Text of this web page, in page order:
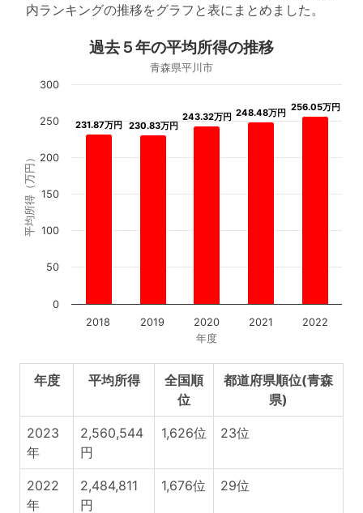
内ランキングの推移をグラフと表にまとめました。
年度
平均所得（万円）
過去５年の平均所得の推移
青森県平川市
231.87万円
231.87万円 230.83万円
230.83万円
243.32万円
243.32万円 248.48万円
248.48万円 256.05万円
256.05万円
2018 2019 2020 2021 2022
0
50
100
150
200
250
300
年度 平均所得
全国順
位
都道府県順位(青森
県)
2023
年
2,560,544
円
1,626位 23位
2022
年
2,484,811
円
1,676位 29位